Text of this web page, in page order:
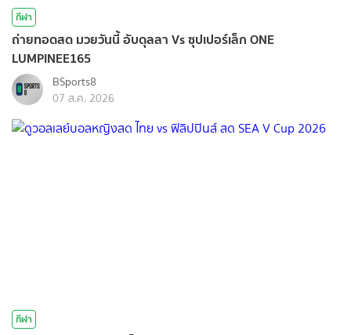
กีฬา
ถ่ายทอดสด มวยวันนี้ อับดุลลา Vs ซุปเปอร์เล็ก ONE
LUMPINEE165
BSports8
07 ส.ค. 2026
กีฬา